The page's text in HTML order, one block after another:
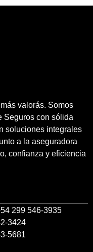
valorás. Somos
Seguros con sólida
soluciones integrales
a la aseguradora
confianza y eficiencia
299 546-3935
3424
5681